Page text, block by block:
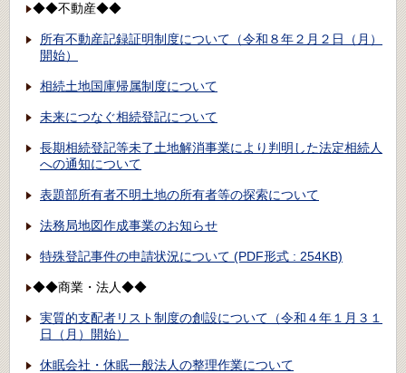
◆◆不動産◆◆
所有不動産記録証明制度について（令和８年２月２日（月）
開始）
相続土地国庫帰属制度について
未来につなぐ相続登記について
長期相続登記等未了土地解消事業により判明した法定相続人
への通知について
表題部所有者不明土地の所有者等の探索について
法務局地図作成事業のお知らせ
特殊登記事件の申請状況について (PDF形式 : 254KB)
◆◆商業・法人◆◆
実質的支配者リスト制度の創設について（令和４年１月３１
日（月）開始）
休眠会社・休眠一般法人の整理作業について